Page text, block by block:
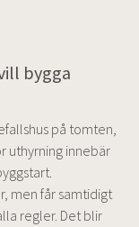
bygga
på tomten,
uthyrning innebär
men får samtidigt
regler. Det blir